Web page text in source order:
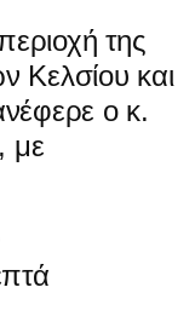
της
Κελσίου και
ο κ.
με